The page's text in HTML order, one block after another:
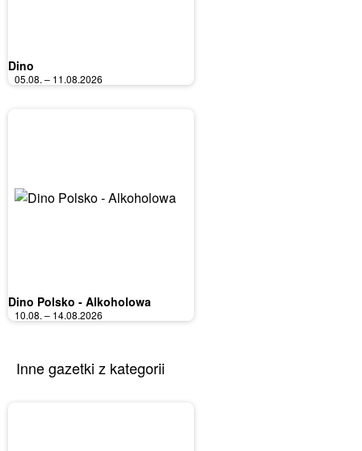
Dino
05.08. – 11.08.2026
Dino Polsko - Alkoholowa
10.08. – 14.08.2026
Inne gazetki z kategorii